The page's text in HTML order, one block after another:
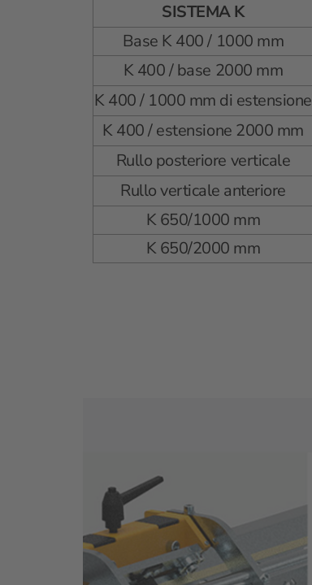
SISTEMA K
Base K 400 / 1000 mm
K 400 / base 2000 mm
K 400 / 1000 mm di estensione
K 400 / estensione 2000 mm
Rullo posteriore verticale
Rullo verticale anteriore
K 650/1000 mm
K 650/2000 mm